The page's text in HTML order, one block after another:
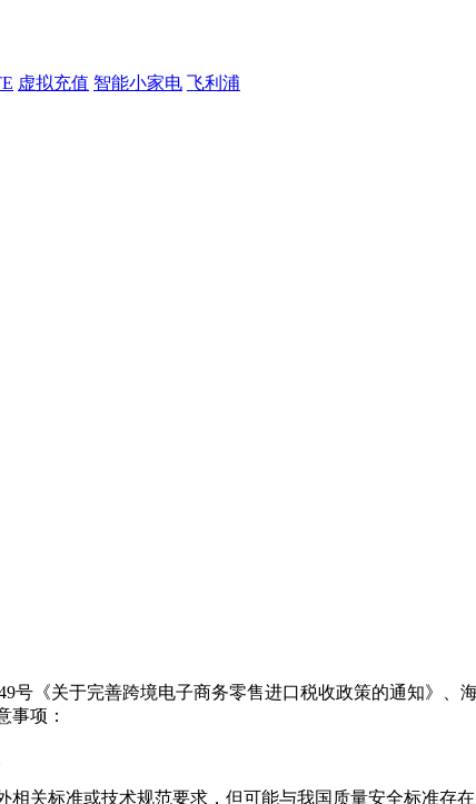
虚拟充值 智能小家电 飞利浦
《关于完善跨境电子商务零售进口税收政策的通知》、
事项：
关标准或技术规范要求，但可能与我国质量安全标准存